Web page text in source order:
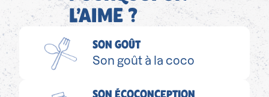
L’AIME ?
SON GOÛT
Son goût à la coco
SON ÉCOCONCEPTION